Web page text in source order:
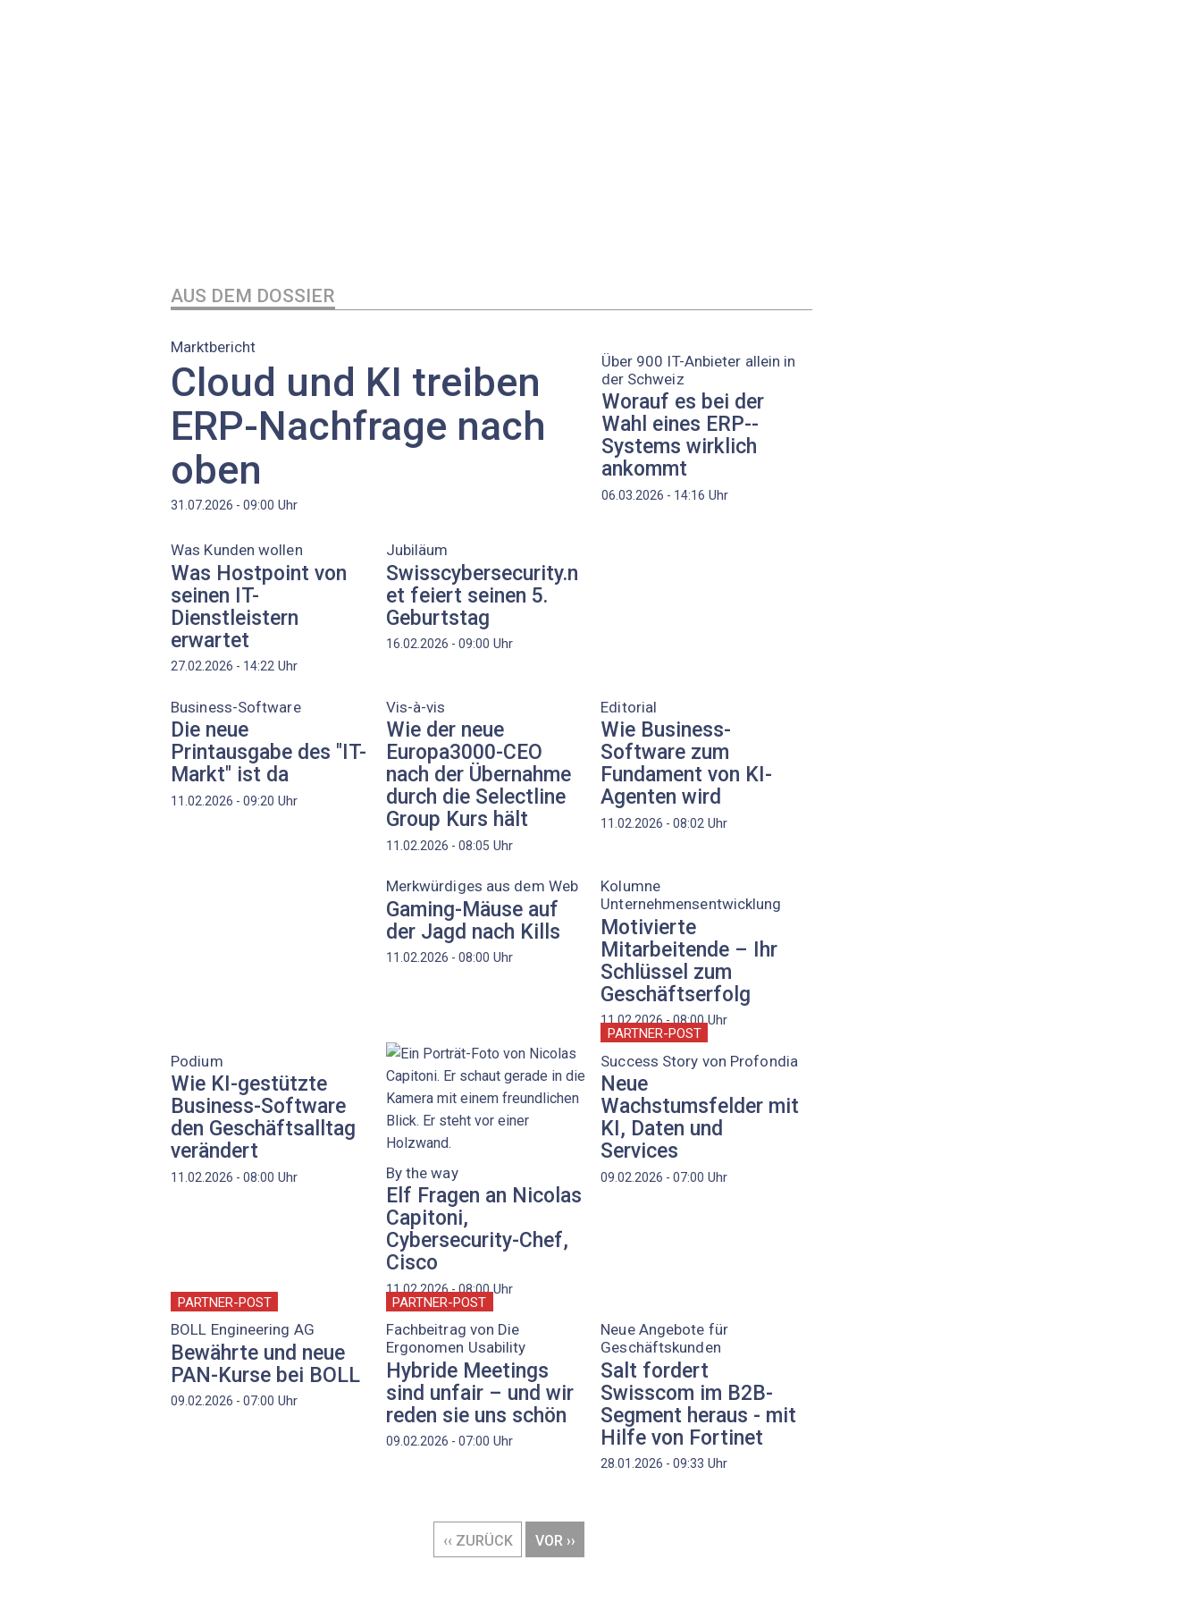
AUS DEM DOSSIER
Marktbericht
Cloud und KI treiben
ERP-Nachfrage nach
oben
31.07.2026 - 09:00 Uhr
Über 900 IT-Anbieter allein in
der Schweiz
Worauf es bei der
Wahl eines ERP-­
Systems wirklich
ankommt
06.03.2026 - 14:16 Uhr
Was Kunden wollen
Was Hostpoint von
seinen IT-
Dienstleistern
erwartet
27.02.2026 - 14:22 Uhr
Jubiläum
Swisscybersecurity.n
et feiert seinen 5.
Geburtstag
16.02.2026 - 09:00 Uhr
Business-Software
Die neue
Printausgabe des "IT-
Markt" ist da
11.02.2026 - 09:20 Uhr
Vis-à-vis
Wie der neue
Europa3000-CEO
nach der Übernahme
durch die Selectline
Group Kurs hält
11.02.2026 - 08:05 Uhr
Editorial
Wie Business-
Software zum
Fundament von KI-
Agenten wird
11.02.2026 - 08:02 Uhr
Merkwürdiges aus dem Web
Gaming-Mäuse auf
der Jagd nach Kills
11.02.2026 - 08:00 Uhr
Kolumne
Unternehmensentwicklung
Motivierte
Mitarbeitende – Ihr
Schlüssel zum
Geschäftserfolg
11.02.2026 - 08:00Uhr
Podium
Wie KI-gestützte
Business-Software
den Geschäftsalltag
verändert
11.02.2026 - 08:00 Uhr By the way
Elf Fragen an Nicolas
Capitoni,
Cybersecurity-Chef,
Cisco
11.02.2026 - 08:00Uhr
PARTNER-POST
Success Story von Profondia
Neue
Wachstumsfelder mit
KI, Daten und
Services
09.02.2026 - 07:00 Uhr
PARTNER-POST
BOLL Engineering AG
Bewährte und neue
PAN-Kurse bei BOLL
09.02.2026 - 07:00 Uhr
PARTNER-POST
Fachbeitrag von Die
Ergonomen Usability
Hybride Meetings
sind unfair – und wir
reden sie uns schön
09.02.2026 - 07:00 Uhr
Neue Angebote für
Geschäftskunden
Salt fordert
Swisscom im B2B-
Segment heraus - mit
Hilfe von Fortinet
28.01.2026 - 09:33 Uhr
VORHERIGE
‹‹ ZURÜCK
NÄCHSTE
VOR ››